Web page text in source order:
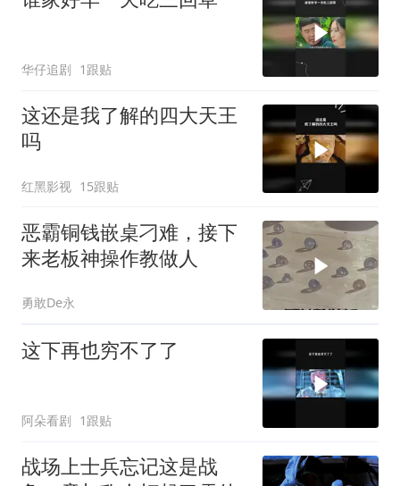
华仔追剧 1跟贴
这还是我了解的四大天王
吗
红黑影视 15跟贴
恶霸铜钱嵌桌刁难，接下
来老板神操作教做人
勇敢De永
这下再也穷不了了
阿朵看剧 1跟贴
战场上士兵忘记这是战